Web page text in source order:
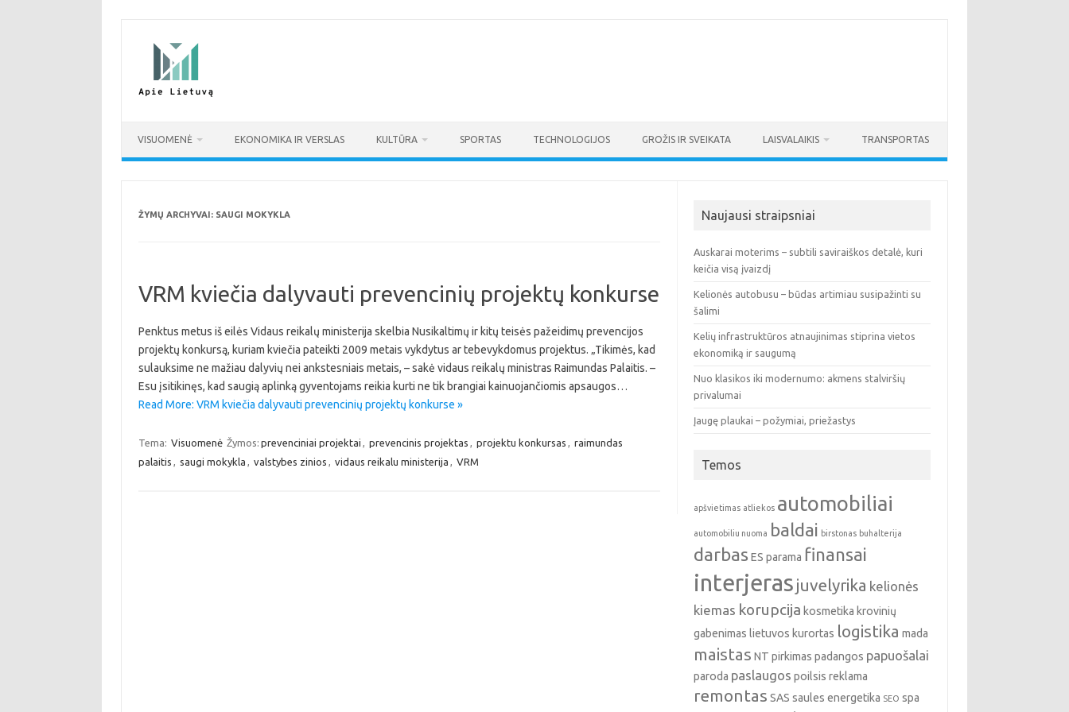
VISUOMENĖ EKONOMIKA IR VERSLAS KULTŪRA SPORTAS TECHNOLOGIJOS GROŽIS IR SVEIKATA LAISVALAIKIS TRANSPORTAS
ŽYMŲ ARCHYVAI: SAUGI MOKYKLA
VRM kviečia dalyvauti prevencinių projektų konkurse
Penktus metus iš eilės Vidaus reikalų ministerija skelbia Nusikaltimų ir kitų teisės pažeidimų prevencijos
projektų konkursą, kuriam kviečia pateikti 2009 metais vykdytus ar tebevykdomus projektus. „Tikimės, kad
sulauksime ne mažiau dalyvių nei ankstesniais metais, – sakė vidaus reikalų ministras Raimundas Palaitis. –
Esu įsitikinęs, kad saugią aplinką gyventojams reikia kurti ne tik brangiai kainuojančiomis apsaugos…
Read More: VRM kviečia dalyvauti prevencinių projektų konkurse »
Tema: Visuomenė Žymos: prevenciniai projektai , prevencinis projektas , projektu konkursas , raimundas
palaitis , saugi mokykla , valstybes zinios , vidaus reikalu ministerija , VRM
Naujausi straipsniai
Auskarai moterims – subtili saviraiškos detalė, kuri
keičia visą įvaizdį
Kelionės autobusu – būdas artimiau susipažinti su
šalimi
Kelių infrastruktūros atnaujinimas stiprina vietos
ekonomiką ir saugumą
Nuo klasikos iki modernumo: akmens stalviršių
privalumai
Įaugę plaukai – požymiai, priežastys
Temos
apšvietimas atliekos automobiliai
automobiliu nuoma baldai birstonas buhalterija
darbas ES parama finansai
interjeras juvelyrika kelionės
kiemas korupcija kosmetika krovinių
gabenimas lietuvos kurortas logistika mada
maistas NT pirkimas padangos papuošalai
paroda paslaugos poilsis reklama
remontas SAS saules energetika SEO spa